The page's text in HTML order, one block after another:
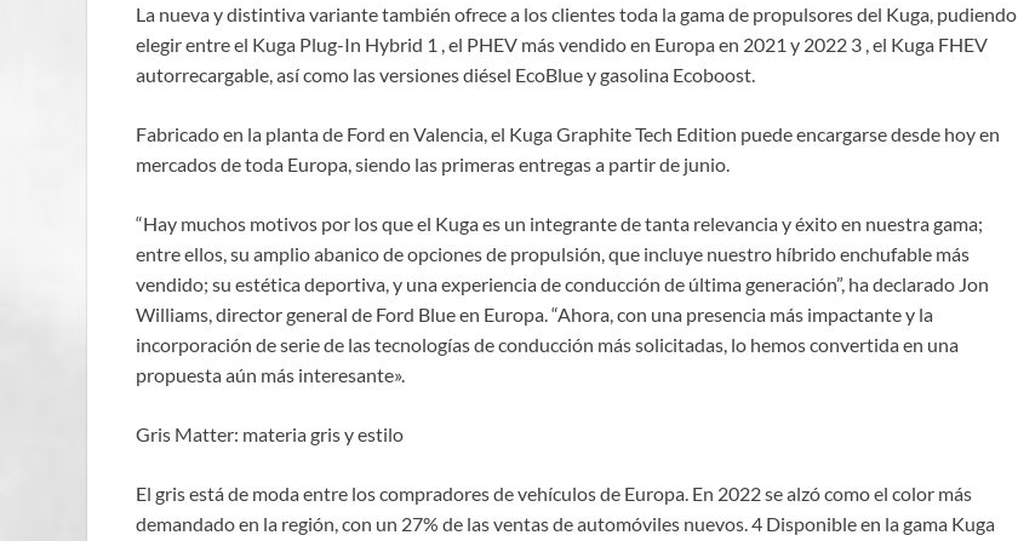
La nueva y distintiva variante también ofrece a los clientes toda la gama de propulsores del Kuga, pudiendo
elegir entre el Kuga Plug-In Hybrid 1 , el PHEV más vendido en Europa en 2021 y 2022 3 , el Kuga FHEV
autorrecargable, así como las versiones diésel EcoBlue y gasolina Ecoboost.
Fabricado en la planta de Ford en Valencia, el Kuga Graphite Tech Edition puede encargarse desde hoy en
mercados de toda Europa, siendo las primeras entregas a partir de junio.
“Hay muchos motivos por los que el Kuga es un integrante de tanta relevancia y éxito en nuestra gama;
entre ellos, su amplio abanico de opciones de propulsión, que incluye nuestro híbrido enchufable más
vendido; su estética deportiva, y una experiencia de conducción de última generación”, ha declarado Jon
Williams, director general de Ford Blue en Europa. “Ahora, con una presencia más impactante y la
incorporación de serie de las tecnologías de conducción más solicitadas, lo hemos convertida en una
propuesta aún más interesante».
Gris Matter: materia gris y estilo
El gris está de moda entre los compradores de vehículos de Europa. En 2022 se alzó como el color más
demandado en la región, con un 27% de las ventas de automóviles nuevos. 4 Disponible en la gama Kuga